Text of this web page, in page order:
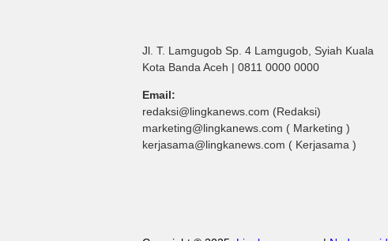
Jl. T. Lamgugob Sp. 4 Lamgugob, Syiah Kuala
Kota Banda Aceh | 0811 0000 0000
Email:
redaksi@lingkanews.com (Redaksi)
marketing@lingkanews.com ( Marketing )
kerjasama@lingkanews.com ( Kerjasama )